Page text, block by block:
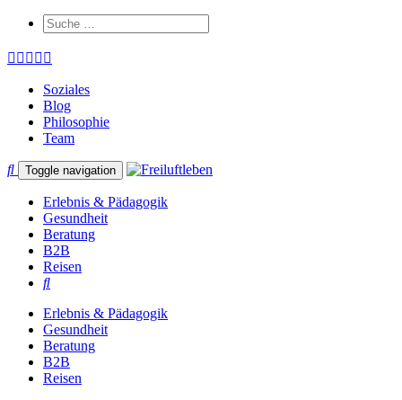
Soziales
Blog
Philosophie
Team
Toggle navigation
Erlebnis & Pädagogik
Gesundheit
Beratung
B2B
Reisen
Erlebnis & Pädagogik
Gesundheit
Beratung
B2B
Reisen